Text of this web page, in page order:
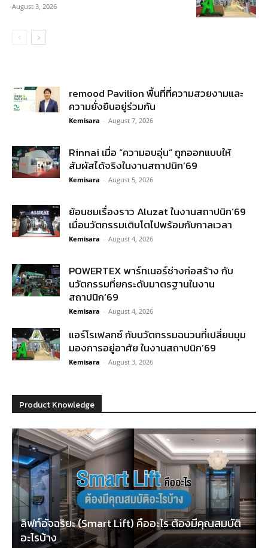
August 3, 2026
remood Pavilion พื้นที่ที่ความสวยงามและ
ความยั่งยืนอยู่ร่วมกัน
Kemisara - August 7, 2026
Rinnai เมื่อ “ความอบอุ่น” ถูกออกแบบให้
สัมผัสได้จริงในงานสถาปนิก’69
Kemisara - August 5, 2026
ย้อนชมเรื่องราว Aluzat ในงานสถาปนิก’69
เมื่อนวัตกรรมเติบโตไปพร้อมกับกาลเวลา
Kemisara - August 4, 2026
POWERTEX พาร์ทเนอร์ช่างก่อสร้าง กับ
นวัตกรรมที่ยกระดับมาตรฐานในงาน
สถาปนิก’69
Kemisara - August 4, 2026
แอร์โรเฟลกซ์ กับนวัตกรรมฉนวนที่เปลี่ยนมุม
มองการอยู่อาศัย ในงานสถาปนิก’69
Kemisara - August 3, 2026
Product Knowledge
ลิฟท์อัจฉริยะ (Smart Lift) คืออะไร ต้องมีคุณสมบัติ
อะไรบ้าง